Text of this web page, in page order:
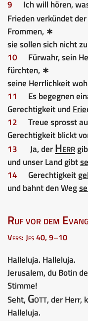
9 Ich will hören,
Frieden verkündet der
Frommen, ∗
sie sollen sich nicht
10
Fürwahr, sein
fürchten, ∗
seine Herrlichkeit
11
Es begegnen
Gerechtigkeit und Frie
12
Treue sprosst
Gerechtigkeit blickt
13
Ja, derHerr
und unser Land gibt
14
Gerechtigkeit
und bahnt den Weg
Ruf vor dem
Vers: Jes 40, 9–10
Halleluja. Halleluja.
Jerusalem, du Botin
Stimme!
Seht, Gott, der Herr,
Halleluja.